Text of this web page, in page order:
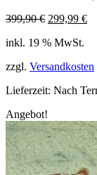
399,90€
war:
299,99 €
inkl. 19 % MwSt.
zzgl. Versandkosten
Lieferzeit: Nach
Angebot!